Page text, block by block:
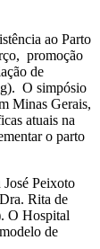
ao Parto
promoção
de
O simpósio
Minas Gerais,
atuais na
o parto
Peixoto
Rita de
O Hospital
de